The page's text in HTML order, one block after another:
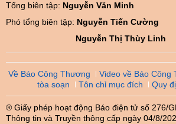
Tổng biên tập: Nguyễn Văn Minh
Phó tổng biên tập: Nguyễn Tiến Cường
Nguyễn Thị Thùy Linh
Về Báo Công Thương Video về Báo Công
tòa soạn
Tôn chỉ mục đích Quy
® Giấy phép hoạt động Báo điện tử số 276/
Thông tin và Truyền thông cấp ngày 04/8/